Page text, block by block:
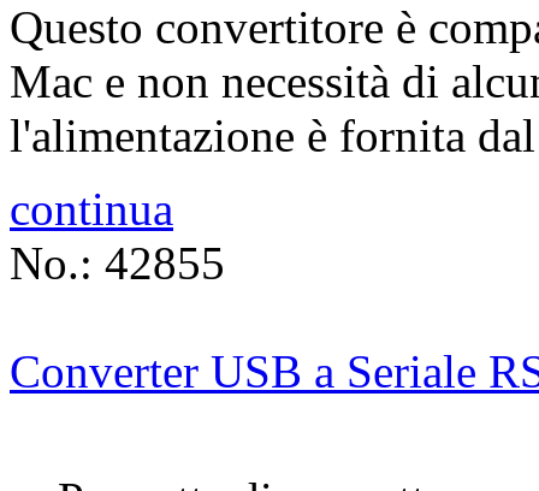
Questo convertitore è
Mac e non necessità di
l'alimentazione è fornita
continua
No.: 42855
Converter USB a Seriale